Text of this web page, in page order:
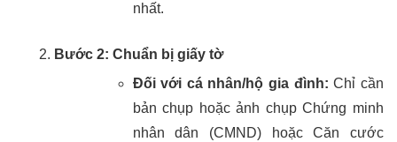
nhất.
Bước 2: Chuẩn bị giấy tờ
Đối với cá nhân/hộ gia đình: Chỉ cần
bản chụp hoặc ảnh chụp Chứng minh
nhân dân (CMND) hoặc Căn cước